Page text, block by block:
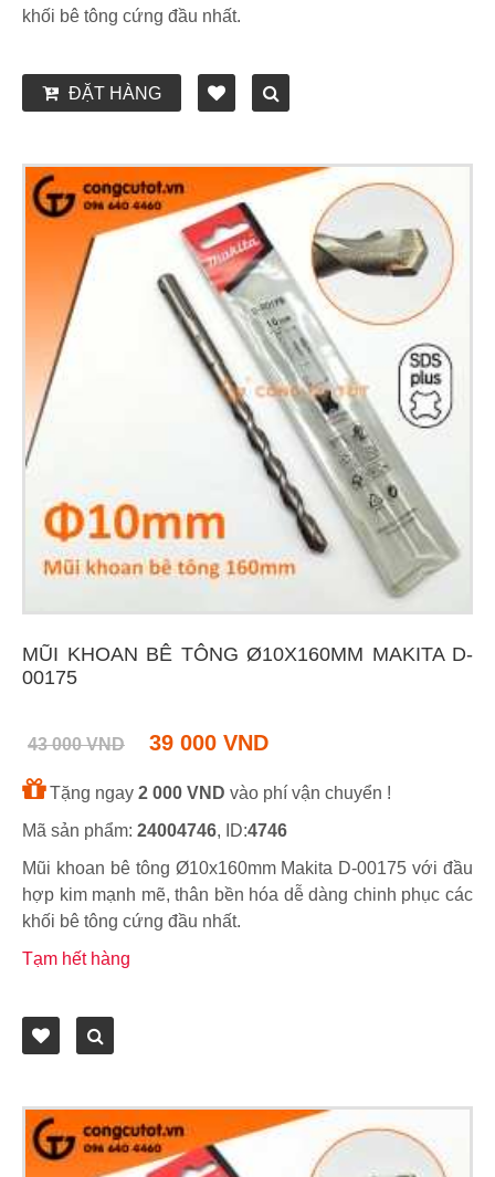
khối bê tông cứng đầu nhất.
ĐẶT HÀNG
MŨI KHOAN BÊ TÔNG Ø10X160MM MAKITA D-
00175
43 000 VND 39 000 VND
Tặng ngay 2 000 VND vào phí vận chuyển !
Mã sản phẩm: 24004746, ID:4746
Mũi khoan bê tông Ø10x160mm Makita D-00175 với đầu
hợp kim mạnh mẽ, thân bền hóa dễ dàng chinh phục các
khối bê tông cứng đầu nhất.
Tạm hết hàng